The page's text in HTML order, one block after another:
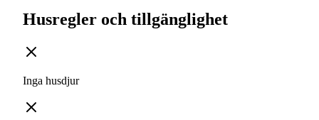
Husregler och tillgänglighet
Inga husdjur